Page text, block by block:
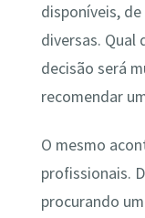
disponíveis,
diversas. Qual
decisão será
recomendar
O mesmo
profissionais.
procurando